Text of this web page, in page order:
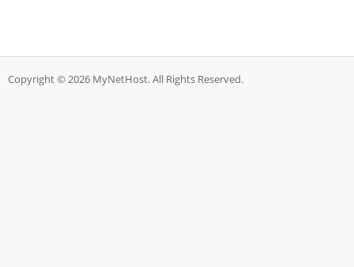
Copyright © 2026 MyNetHost. All Rights Reserved.